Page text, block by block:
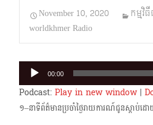
November 10, 2020
កម្មវិ
worldkhmer Radio
Audio
Player
00:00
Podcast: Play in new window|
១–នាទីព័ត៌មានប្រចាំថ្ងៃរាយការណ៍ជូនស្តាប់ដ